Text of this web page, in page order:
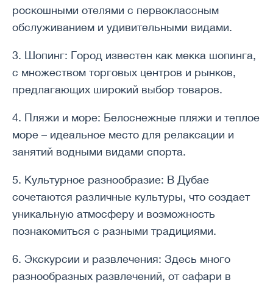
роскошными отелями с первоклассным
обслуживанием и удивительными видами.
3. Шопинг: Город известен как мекка шопинга,
с множеством торговых центров и рынков,
предлагающих широкий выбор товаров.
4. Пляжи и море: Белоснежные пляжи и теплое
море – идеальное место для релаксации и
занятий водными видами спорта.
5. Культурное разнообразие: В Дубае
сочетаются различные культуры, что создает
уникальную атмосферу и возможность
познакомиться с разными традициями.
6. Экскурсии и развлечения: Здесь много
разнообразных развлечений, от сафари в